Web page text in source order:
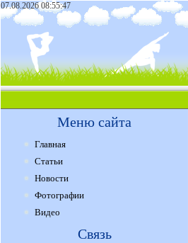
07.08.2026 08:55:47
Меню сайта
Главная
Статьи
Новости
Фотографии
Видео
Связь